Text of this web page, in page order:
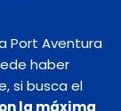
Port Aventura
haber
si busca el
la máxima